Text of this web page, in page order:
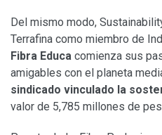
Del mismo modo,
Terrafina como miembro de
Fibra Educa comienza sus
amigables con el planeta
sindicado vinculado la
valor de 5,785 millones de